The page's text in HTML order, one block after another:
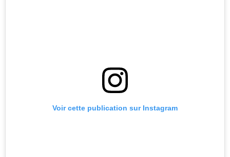
Voir cette publication sur Instagram